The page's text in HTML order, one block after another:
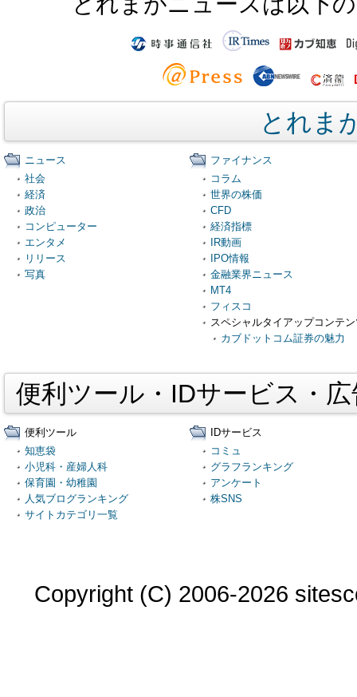
とれま
ニュース
社会
経済
政治
コンピューター
エンタメ
リリース
写真
ファイナンス
コラム
世界の株価
CFD
経済指標
IR動画
IPO情報
金融業界ニュース
MT4
フィスコ
スペシャルタイアップコンテ
カブドットコム証券の魅力
便利ツール・IDサービス・
便利ツール
知恵袋
小児科・産婦人科
保育園・幼稚園
人気ブログランキング
サイトカテゴリ一覧
IDサービス
コミュ
グラフランキング
アンケート
株SNS
Copyright (C) 2006-2026